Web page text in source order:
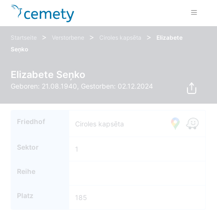
Startseite > Verstorbene > Ciroles kapsēta >
Elizabete
Seņko
Elizabete Seņko
Geboren: 21.08.1940, Gestorben: 02.12.2024
Friedhof Ciroles kapsēta
Sektor 1
Reihe
Platz 185